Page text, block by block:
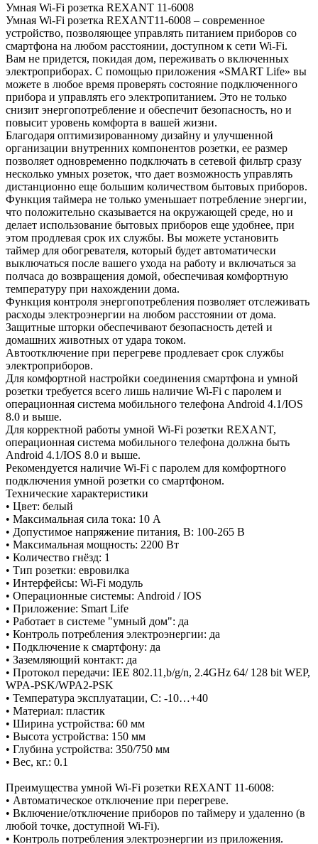
Умная Wi-Fi розетка REXANT 11-6008
Умная Wi-Fi розетка REXANT11-6008 – современное
устройство, позволяющее управлять питанием приборов со
смартфона на любом расстоянии, доступном к сети Wi-Fi.
Вам не придется, покидая дом, переживать о включенных
электроприборах. С помощью приложения «SMART Life» вы
можете в любое время проверять состояние подключенного
прибора и управлять его электропитанием. Это не только
снизит энергопотребление и обеспечит безопасность, но и
повысит уровень комфорта в вашей жизни.
Благодаря оптимизированному дизайну и улучшенной
организации внутренних компонентов розетки, ее размер
позволяет одновременно подключать в сетевой фильтр сразу
несколько умных розеток, что дает возможность управлять
дистанционно еще большим количеством бытовых приборов.
Функция таймера не только уменьшает потребление энергии,
что положительно сказывается на окружающей среде, но и
делает использование бытовых приборов еще удобнее, при
этом продлевая срок их службы. Вы можете установить
таймер для обогревателя, который будет автоматически
выключаться после вашего ухода на работу и включаться за
полчаса до возвращения домой, обеспечивая комфортную
температуру при нахождении дома.
Функция контроля энергопотребления позволяет отслеживать
расходы электроэнергии на любом расстоянии от дома.
Защитные шторки обеспечивают безопасность детей и
домашних животных от удара током.
Автоотключение при перегреве продлевает срок службы
электроприборов.
Для комфортной настройки соединения смартфона и умной
розетки требуется всего лишь наличие Wi-Fi с паролем и
операционная система мобильного телефона Android 4.1/IOS
8.0 и выше.
Для корректной работы умной Wi-Fi розетки REXANT,
операционная система мобильного телефона должна быть
Android 4.1/IOS 8.0 и выше.
Рекомендуется наличие Wi-Fi с паролем для комфортного
подключения умной розетки со смартфоном.
Технические характеристики
• Цвет: белый
• Максимальная сила тока: 10 А
• Допустимое напряжение питания, В: 100-265 В
• Максимальная мощность: 2200 Вт
• Количество гнёзд: 1
• Тип розетки: евровилка
• Интерфейсы: Wi-Fi модуль
• Операционные системы: Android / IOS
• Приложение: Smart Life
• Работает в системе "умный дом": да
• Контроль потребления электроэнергии: да
• Подключение к смартфону: да
• Заземляющий контакт: да
• Протокол передачи: IEE 802.11,b/g/n, 2.4GHz 64/ 128 bit WEP,
WPA-PSK/WPA2-PSK
• Температура эксплуатации, С: -10…+40
• Материал: пластик
• Ширина устройства: 60 мм
• Высота устройства: 150 мм
• Глубина устройства: 350/750 мм
• Вес, кг.: 0.1
Преимущества умной Wi-Fi розетки REXANT 11-6008:
• Автоматическое отключение при перегреве.
• Включение/отключение приборов по таймеру и удаленно (в
любой точке, доступной Wi-Fi).
• Контроль потребления электроэнергии из приложения.